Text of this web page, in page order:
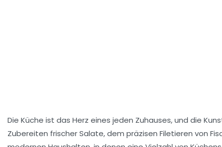
Die Küche ist das Herz eines jeden Zuhauses, und die
Zubereiten frischer Salate, dem präzisen Filetieren von